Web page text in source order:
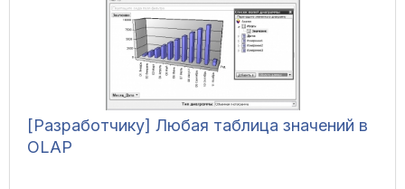
[Разработчику] Любая таблица значений в
OLAP